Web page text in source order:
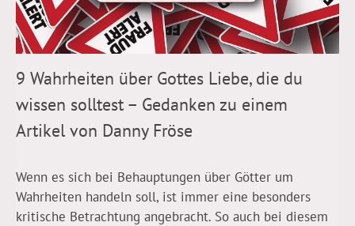
9 Wahrheiten über Gottes Liebe, die du
wissen solltest – Gedanken zu einem
Artikel von Danny Fröse
Wenn es sich bei Behauptungen über Götter um
Wahrheiten handeln soll, ist immer eine besonders
kritische Betrachtung angebracht. So auch bei diesem